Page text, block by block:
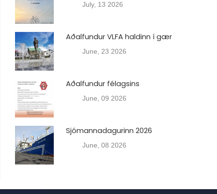
July, 13 2026
Aðalfundur VLFA haldinn í gær
June, 23 2026
Aðalfundur félagsins
June, 09 2026
Sjómannadagurinn 2026
June, 08 2026